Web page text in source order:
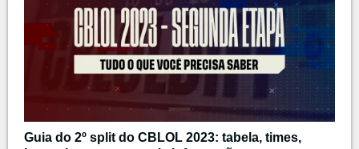
Guia do 2º split do CBLOL 2023: tabela, times,